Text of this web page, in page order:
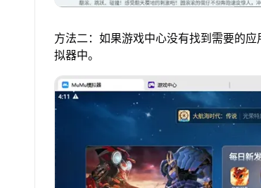
方法二：如果游戏中心没有找到需要的
拟器中。